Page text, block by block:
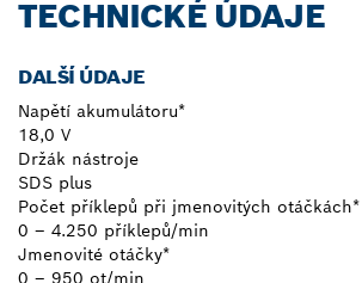
TECHNICKÉ ÚDAJE
DALŠÍ ÚDAJE
Napětí akumulátoru*
18,0 V
Držák nástroje
SDS plus
Počet příklepů při jmenovitých otáčkách*
0 – 4.250 příklepů/min
Jmenovité otáčky*
0 – 950 ot/min